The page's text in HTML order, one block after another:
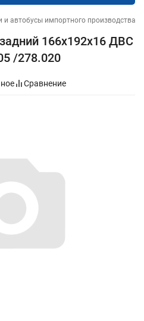
и автобусы импортного производства
166х192х16 ДВС
/278.020
Сравнение